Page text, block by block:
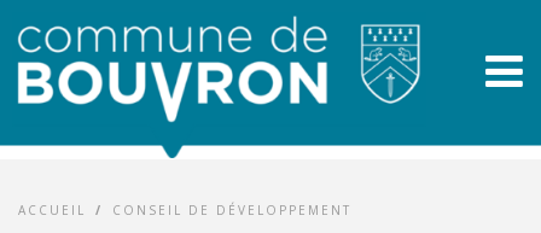
ACCUEIL / CONSEIL DE DÉVELOPPEMENT